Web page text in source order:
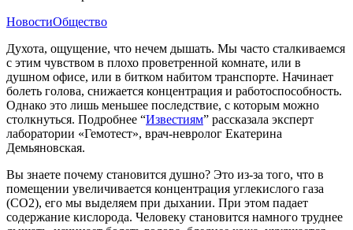
НовостиОбщество
Духота, ощущение, что нечем дышать. Мы часто сталкиваемся
с этим чувством в плохо проветренной комнате, или в
душном офисе, или в битком набитом транспорте. Начинает
болеть голова, снижается концентрация и работоспособность.
Однако это лишь меньшее последствие, с которым можно
столкнуться. Подробнее “Известиям” рассказала эксперт
лаборатории «Гемотест», врач-невролог Екатерина
Демьяновская.
Вы знаете почему становится душно? Это из-за того, что в
помещении увеличивается концентрация углекислого газа
(СО2), его мы выделяем при дыхании. При этом падает
содержание кислорода. Человеку становится намного труднее